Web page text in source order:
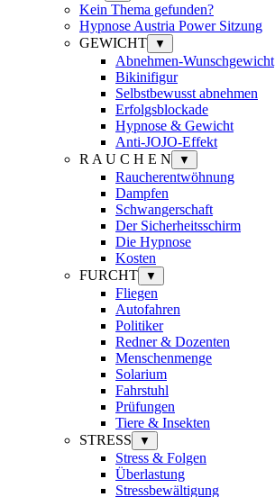
Kein Thema gefunden?
Hypnose Austria Power Sitzung
GEWICHT
▼
Abnehmen-Wunschgewicht
Bikinifigur
Selbstbewusst abnehmen
Erfolgsblockade
Hypnose & Gewicht
Anti-JOJO-Effekt
R A U C H E N
▼
Raucherentwöhnung
Dampfen
Schwangerschaft
Der Sicherheitsschirm
Die Hypnose
Kosten
FURCHT
▼
Fliegen
Autofahren
Politiker
Redner & Dozenten
Menschenmenge
Solarium
Fahrstuhl
Prüfungen
Tiere & Insekten
STRESS
▼
Stress & Folgen
Überlastung
Stressbewältigung